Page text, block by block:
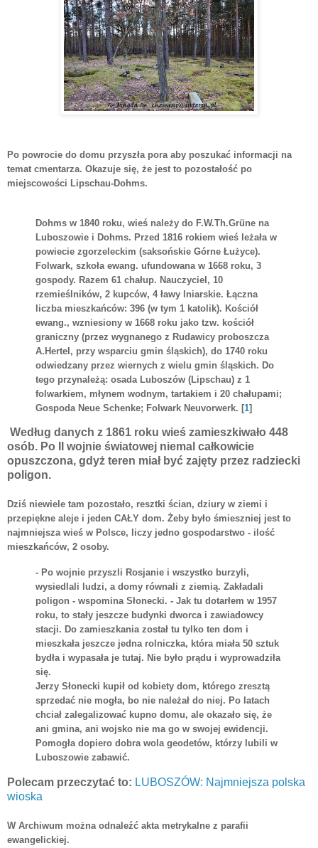
Po powrocie do domu przyszła pora aby poszukać informacji na
temat cmentarza. Okazuje się, że jest to pozostałość po
miejscowości Lipschau-Dohms.
Dohms w 1840 roku, wieś należy do F.W.Th.Grüne na
Luboszowie i Dohms. Przed 1816 rokiem wieś leżała w
powiecie zgorzeleckim (saksońskie Górne Łużyce).
Folwark, szkoła ewang. ufundowana w 1668 roku, 3
gospody. Razem 61 chałup. Nauczyciel, 10
rzemieślników, 2 kupców, 4 ławy lniarskie. Łączna
liczba mieszkańców: 396 (w tym 1 katolik). Kościół
ewang., wzniesiony w 1668 roku jako tzw. kościół
graniczny (przez wygnanego z Rudawicy proboszcza
A.Hertel, przy wsparciu gmin śląskich), do 1740 roku
odwiedzany przez wiernych z wielu gmin śląskich. Do
tego przynależą: osada Luboszów (Lipschau) z 1
folwarkiem, młynem wodnym, tartakiem i 20 chałupami;
Gospoda Neue Schenke; Folwark Neuvorwerk. [1]
Według danych z 1861 roku wieś zamieszkiwało 448
osób. Po II wojnie światowej niemal całkowicie
opuszczona, gdyż teren miał być zajęty przez radziecki
poligon.
Dziś niewiele tam pozostało, resztki ścian, dziury w ziemi i
przepiękne aleje i jeden CAŁY dom. Żeby było śmieszniej jest to
najmniejsza wieś w Polsce, liczy jedno gospodarstwo - ilość
mieszkańców, 2 osoby.
- Po wojnie przyszli Rosjanie i wszystko burzyli,
wysiedlali ludzi, a domy równali z ziemią. Zakładali
poligon - wspomina Słonecki. - Jak tu dotarłem w 1957
roku, to stały jeszcze budynki dworca i zawiadowcy
stacji. Do zamieszkania został tu tylko ten dom i
mieszkała jeszcze jedna rolniczka, która miała 50 sztuk
bydła i wypasała je tutaj. Nie było prądu i wyprowadziła
się.
Jerzy Słonecki kupił od kobiety dom, którego zresztą
sprzedać nie mogła, bo nie należał do niej. Po latach
chciał zalegalizować kupno domu, ale okazało się, że
ani gmina, ani wojsko nie ma go w swojej ewidencji.
Pomogła dopiero dobra wola geodetów, którzy lubili w
Luboszowie zabawić.
Polecam przeczytać to: LUBOSZÓW: Najmniejsza polska
wioska
W Archiwum można odnaleźć akta metrykalne z parafii
ewangelickiej.